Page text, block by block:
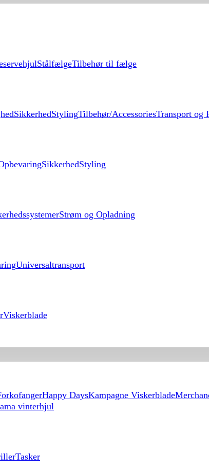
StålfælgeTilbehør til fælge
SikkerhedStylingTilbehør/AccessoriesTransport og
SikkerhedStyling
Strøm og Opladning
Universaltransport
Viskerblade
Happy DaysKampagne Viskerblade
vinterhjul
Tasker